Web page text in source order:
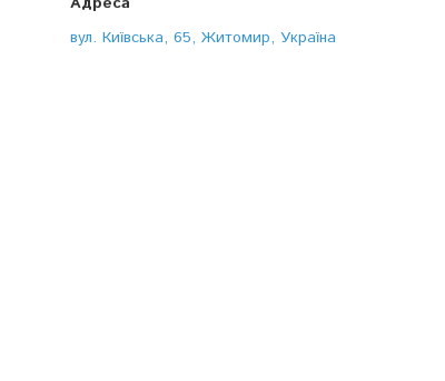
вул. Київська, 65, Житомир, Україна